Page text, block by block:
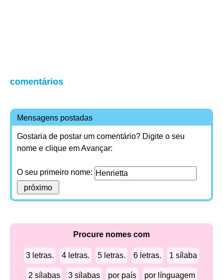
comentários
Mensagens postadas
Gostaria de postar um comentário? Digite o seu
nome e clique em Avançar:
O seu primeiro nome:
Procure nomes com
3 letras. 4 letras. 5 letras. 6 letras. 1 sílaba
2 sílabas 3 sílabas por país por línguagem